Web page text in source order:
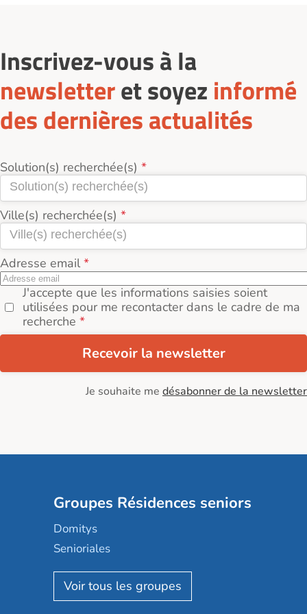
comparez les prestations, l’environnement et le tarif
réel (loyer + services + charges incluses).
Inscrivez-vous à la
newsletteret soyez informé
des dernières actualités
Solution(s) recherchée(s)
Ville(s) recherchée(s)
Adresse email
J'accepte que les informations saisies soient
utilisées pour me recontacter dans le cadre de ma
recherche
Recevoir la newsletter
Je souhaite me désabonner de la newsletter
Groupes Résidences seniors
Domitys
Senioriales
Nohée
Les Résidentiels